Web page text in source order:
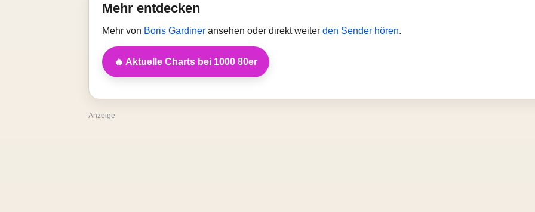
Mehr entdecken
Mehr von Boris Gardiner ansehen oder direkt weiter den Sender hören.
🔥 Aktuelle Charts bei 1000 80er
Anzeige